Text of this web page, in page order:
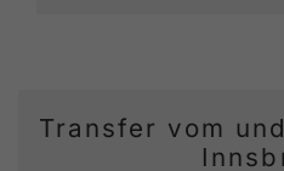
Transfer vom